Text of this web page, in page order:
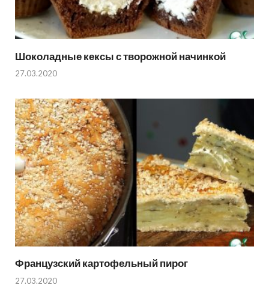
Шоколадные кексы с творожной начинкой
27.03.2020
Французский картофельный пирог
27.03.2020